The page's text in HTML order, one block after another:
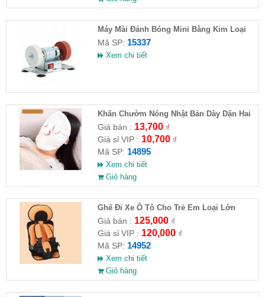
Máy Mài Đánh Bóng Mini Bằng Kim Loại
Mã SP: 15337
Xem chi tiết
Khăn Chườm Nóng Nhật Bản Dày Dặn Hai
Lớp
Giá bán : 13,700₫
Giá sỉ VIP : 10,700₫
Mã SP: 14895
Xem chi tiết
Giỏ hàng
Ghế Đi Xe Ô Tô Cho Trẻ Em Loại Lớn
56x24x36
Giá bán : 125,000₫
Giá sỉ VIP : 120,000₫
Mã SP: 14952
Xem chi tiết
Giỏ hàng